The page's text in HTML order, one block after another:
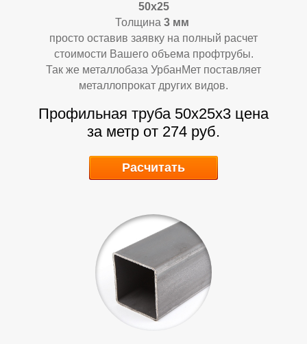
А
50х25
Толщина 3 мм
просто оставив заявку на полный расчет
стоимости Вашего объема профтрубы.
Так же металлобаза УрбанМет поставляет
металлопрокат других видов.
Профильная труба 50х25х3 цена
за метр от 274 руб.
Расчитать
А